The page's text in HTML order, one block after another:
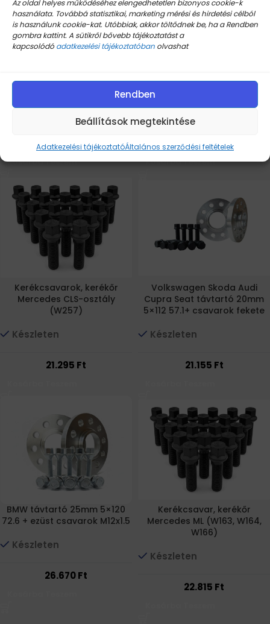
Az oldal helyes működéséhez elengedhetetlen bizonyos cookie-k
használata. Továbbá statisztikai, marketing mérési és hirdetési célból
is használunk cookie-kat. Utóbbiak, akkor töltődnek be, ha a Rendben
gombra kattint. A sütikről bővebb tájékoztatást a
kapcsolódó adatkezelési tájékoztatóban olvashat
Rendben
Beállítások megtekintése
Adatkezelési tájékoztatóÁltalános szerződési feltételek
Készleten
21.295Ft
Kosárba Teszem
Készleten
21.295Ft
Kosárba Teszem
Kerékcsavarok, kerékőr
Mercedes CLS-osztály
(W257)
Készleten
21.295 Ft
Volkswagen Skoda Audi
Cupra Seat távtartó 20mm
5×112 57.1+ csavarok fekete
Készleten
21.155 Ft
BMW távtartó 25mm 5×120
72.6 + ezüst csavarok M12x1.5
Készleten
26.670Ft
Kerékcsavar, kerékőr
Mercedes ML (W163, W164,
W166)
Készleten
22.815 Ft